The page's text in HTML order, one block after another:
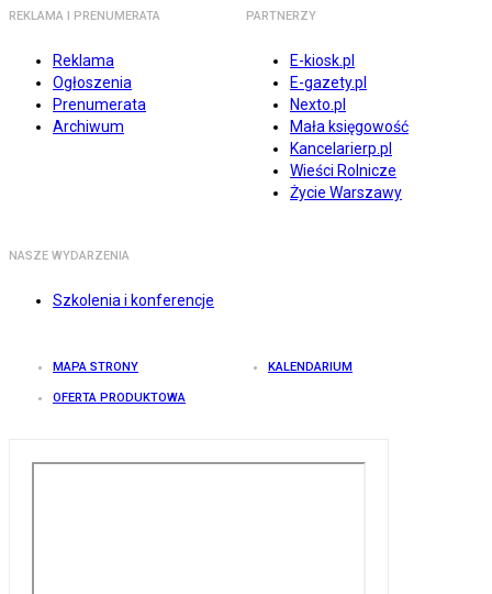
REKLAMA I PRENUMERATA
Reklama
Ogłoszenia
Prenumerata
Archiwum
PARTNERZY
E-kiosk.pl
E-gazety.pl
Nexto.pl
Mała księgowość
Kancelarierp.pl
Wieści Rolnicze
Życie Warszawy
NASZE WYDARZENIA
Szkolenia i konferencje
MAPA STRONY KALENDARIUM
OFERTA PRODUKTOWA